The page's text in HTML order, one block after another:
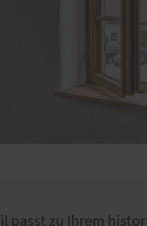
passt zu Ihrem